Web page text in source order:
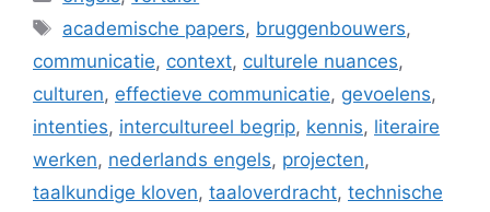
Tags
academische papers, bruggenbouwers,
communicatie, context, culturele nuances,
culturen, effectieve communicatie, gevoelens,
intenties, intercultureel begrip, kennis, literaire
werken, nederlands engels, projecten,
taalkundige kloven, taaloverdracht, technische